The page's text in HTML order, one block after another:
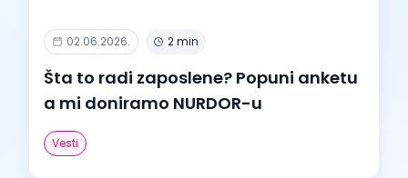
02.06.2026. 2 min
Šta to radi zaposlene? Popuni anketu
a mi doniramo NURDOR-u
Vesti